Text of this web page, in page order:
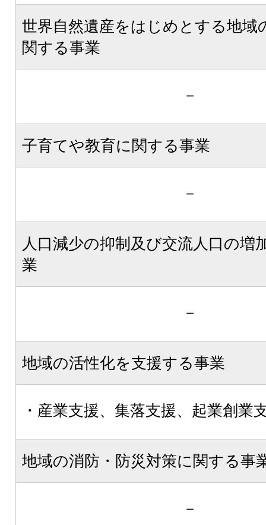
世界自然遺産をはじめとする地域
関する事業
－
子育てや教育に関する事業
－
人口減少の抑制及び交流人口の増
業
－
地域の活性化を支援する事業
・産業支援、集落支援、起業創業
地域の消防・防災対策に関する事
－